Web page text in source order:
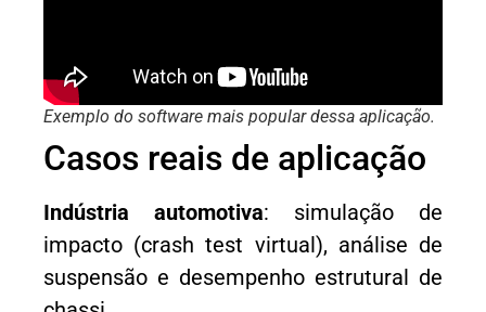
Exemplo do software mais popular dessa aplicação.
Casos reais de aplicação
Indústria automotiva: simulação de
impacto (crash test virtual), análise de
suspensão e desempenho estrutural de